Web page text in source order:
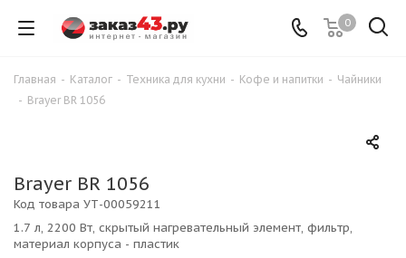
0
Главная - Каталог - Техника для кухни - Кофе и напитки - Чайники
- Brayer BR 1056
Brayer BR 1056
1.7 л, 2200 Вт, скрытый нагревательный элемент, фильтр,
материал корпуса - пластик
Код товара УТ-00059211